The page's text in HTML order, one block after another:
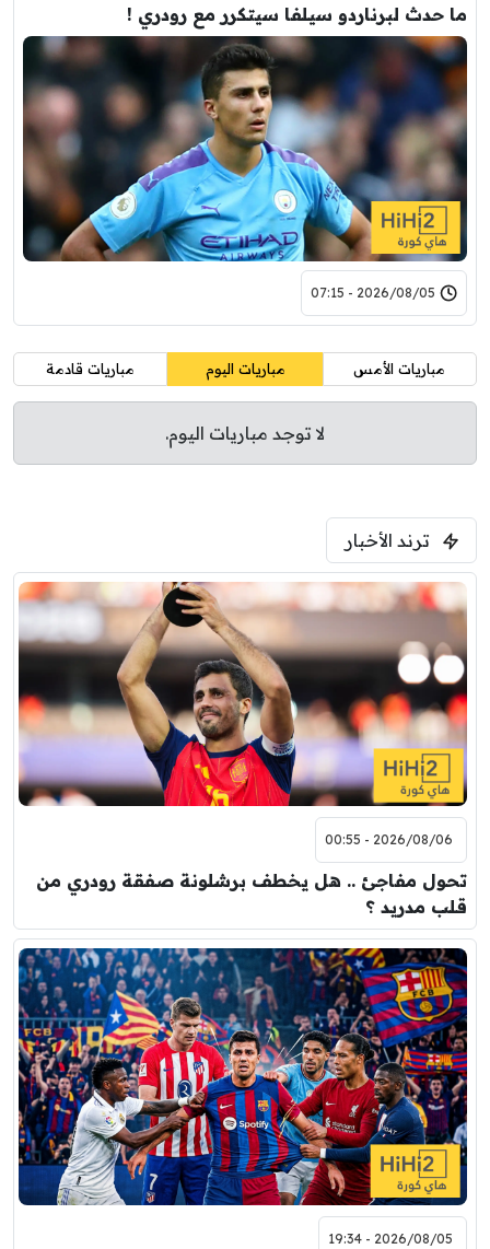
ما حدث لبرناردو سيلفا سيتكرر مع رودري !
2026/08/05 - 07:15
مباريات الأمس مباريات اليوم مباريات قادمة
لا توجد مباريات اليوم.
ترند الأخبار
2026/08/06 - 00:55
تحول مفاجئ .. هل يخطف برشلونة صفقة رودري من
قلب مدريد ؟
2026/08/05 - 19:34